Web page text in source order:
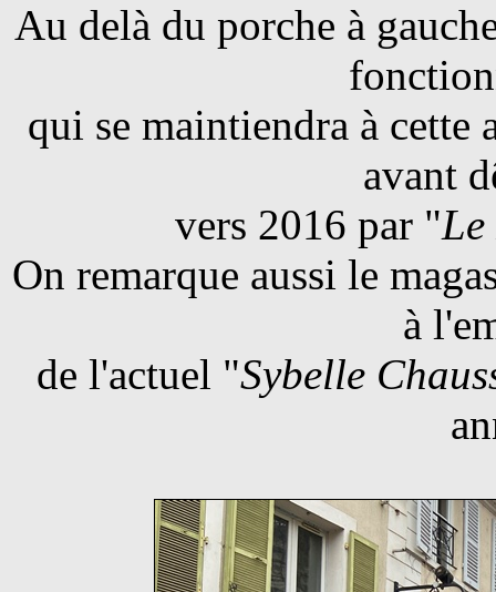
Au delà du porche à
qui se maintiendra à cette
avant
vers 2016 par "Le
On remarque aussi le
à
de l'actuel "Sybelle